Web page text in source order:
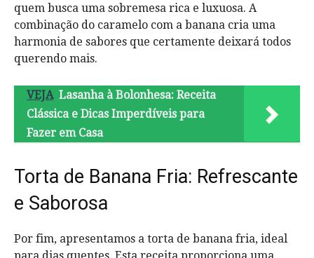
quem busca uma sobremesa rica e luxuosa. A
combinação do caramelo com a banana cria uma
harmonia de sabores que certamente deixará todos
querendo mais.
VEJA Lasanha à Bolonhesa: Receita
Clássica e Dicas Imperdíveis para
Fazer em Casa
Torta de Banana Fria: Refrescante
e Saborosa
Por fim, apresentamos a torta de banana fria, ideal
para dias quentes. Esta receita proporciona uma